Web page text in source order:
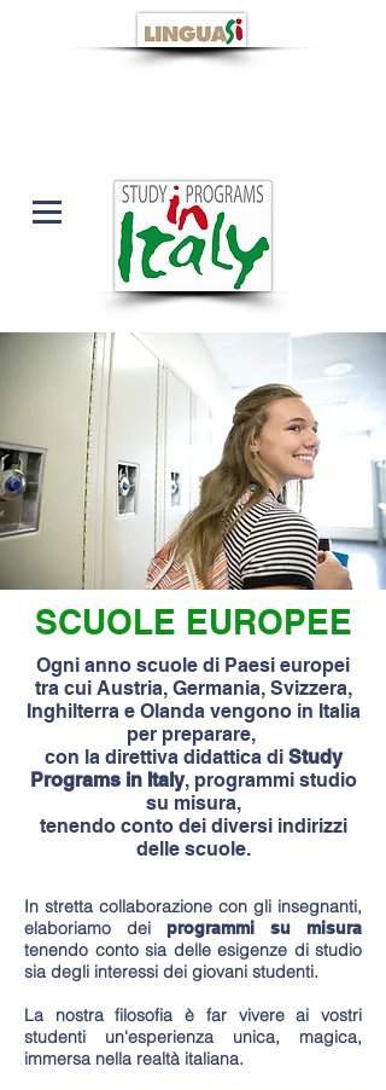
In stretta collaborazione con gli insegnanti,
elaboriamo dei programmi su misura
tenendo conto sia delle esigenze di studio
sia degli interessi dei giovani studenti.
La nostra filosofia è far vivere ai vostri
studenti un'esperienza unica, magica,
immersa nella realtà italiana.
SCUOLE EUROPEE
Ogni anno scuole di Paesi europei
tra cui Austria, Germania, Svizzera,
Inghilterra e Olanda vengono in Italia
per preparare,
con la direttiva didattica di Study
Programs in Italy, programmi studio
su misura,
tenendo conto dei diversi indirizzi
delle scuole.